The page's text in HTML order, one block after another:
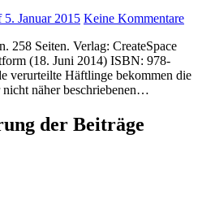
5. Januar 2015 Keine Kommentare
(18. Juni 2014) ISBN: 978-
verurteilte Häftlinge bekommen die
nicht näher beschriebenen…
der Beiträge